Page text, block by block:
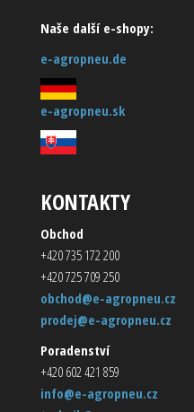
Naše další e-shopy:
e-agropneu.de
e-agropneu.sk
KONTAKTY
Obchod
+420 735 172 200
+420 725 709 250
obchod@e-agropneu.cz
prodej@e-agropneu.cz
Poradenství
+420 602 421 859
info@e-agropneu.cz